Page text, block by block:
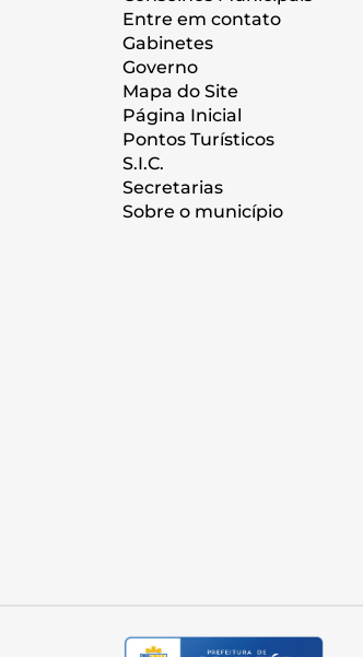
Entre em contato
Gabinetes
Governo
Mapa do Site
Página Inicial
Pontos Turísticos
S.I.C.
Secretarias
Sobre o município